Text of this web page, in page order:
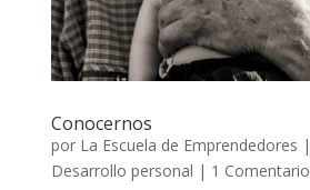
Conocernos
por La Escuela de Emprendedores |
Desarrollo personal | 1 Comentario